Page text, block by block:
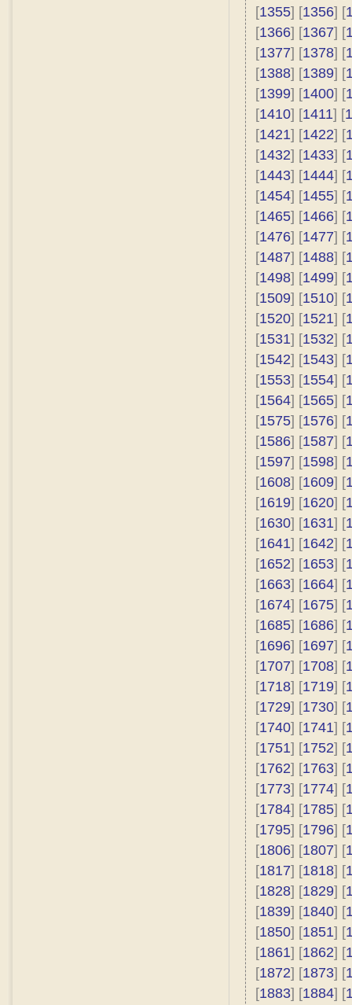
[1355] [1356] [
[1366] [1367] [
[1377] [1378] [
[1388] [1389] [
[1399] [1400] [
[1410] [1411] [
[1421] [1422] [
[1432] [1433] [
[1443] [1444] [
[1454] [1455] [
[1465] [1466] [
[1476] [1477] [
[1487] [1488] [
[1498] [1499] [
[1509] [1510] [
[1520] [1521] [
[1531] [1532] [
[1542] [1543] [
[1553] [1554] [
[1564] [1565] [
[1575] [1576] [
[1586] [1587] [
[1597] [1598] [
[1608] [1609] [
[1619] [1620] [
[1630] [1631] [
[1641] [1642] [
[1652] [1653] [
[1663] [1664] [
[1674] [1675] [
[1685] [1686] [
[1696] [1697] [
[1707] [1708] [
[1718] [1719] [
[1729] [1730] [
[1740] [1741] [
[1751] [1752] [
[1762] [1763] [
[1773] [1774] [
[1784] [1785] [
[1795] [1796] [
[1806] [1807] [
[1817] [1818] [
[1828] [1829] [
[1839] [1840] [
[1850] [1851] [
[1861] [1862] [
[1872] [1873] [
[1883] [1884] [